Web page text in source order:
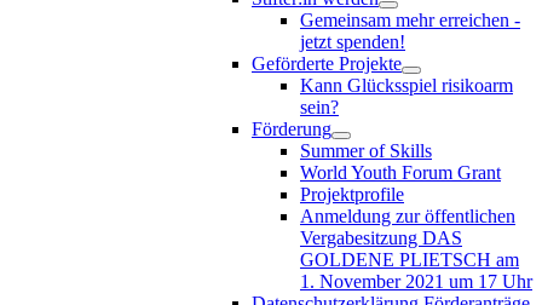
Gemeinsam mehr erreichen -
jetzt spenden!
Geförderte Projekte
Kann Glücksspiel risikoarm
sein?
Förderung
Summer of Skills
World Youth Forum Grant
Projektprofile
Anmeldung zur öffentlichen
Vergabesitzung DAS
GOLDENE PLIETSCH am
1. November 2021 um 17 Uhr